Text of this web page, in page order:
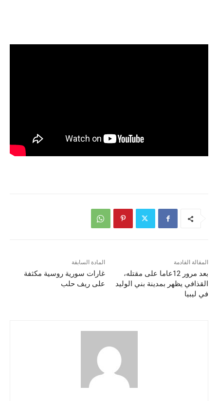
المادة السابقة
غارات سورية روسية مكثفة
على ريف حلب
المقالة القادمة
بعد مرور 12عاما على مقتله،
القذافي يظهر بمدينة بني الوليد
في ليبيا